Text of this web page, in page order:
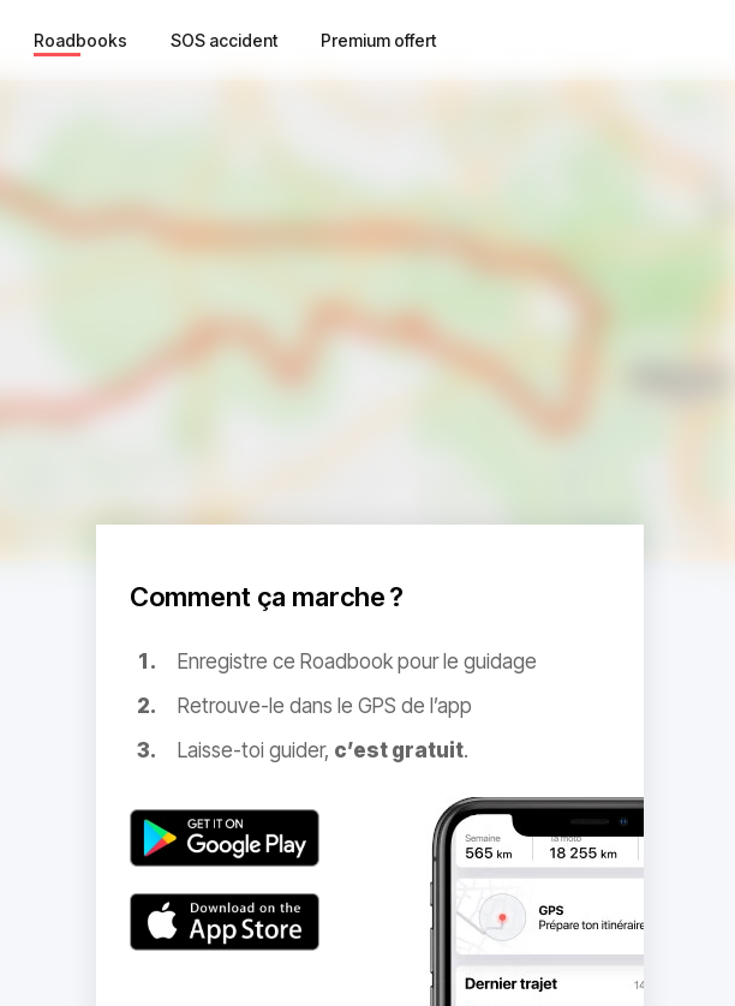
Roadbooks SOS accident Premium offert
Comment ça marche ?
Enregistre ce Roadbook pour le guidage
Retrouve-le dans le GPS de l’app
Laisse-toi guider, c’est gratuit.